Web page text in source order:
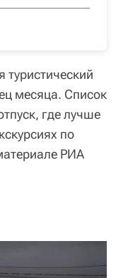
туристический
месяца. Список
где лучше
по
РИА